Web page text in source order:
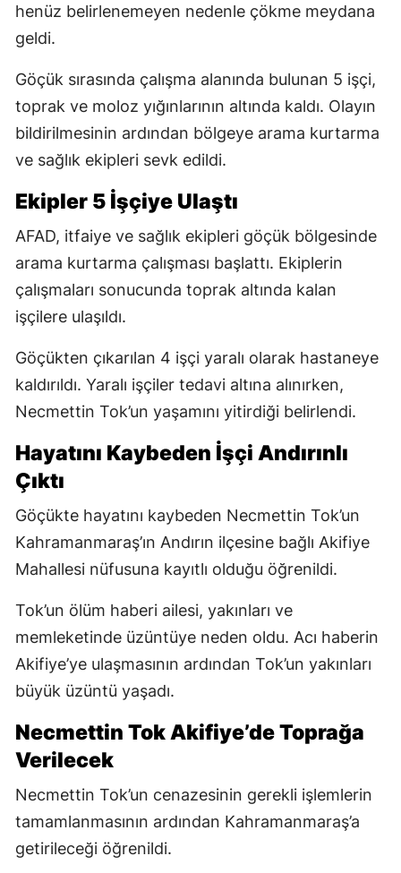
henüz belirlenemeyen nedenle çökme meydana
geldi.
Göçük sırasında çalışma alanında bulunan 5 işçi,
toprak ve moloz yığınlarının altında kaldı. Olayın
bildirilmesinin ardından bölgeye arama kurtarma
ve sağlık ekipleri sevk edildi.
Ekipler 5 İşçiye Ulaştı
AFAD, itfaiye ve sağlık ekipleri göçük bölgesinde
arama kurtarma çalışması başlattı. Ekiplerin
çalışmaları sonucunda toprak altında kalan
işçilere ulaşıldı.
Göçükten çıkarılan 4 işçi yaralı olarak hastaneye
kaldırıldı. Yaralı işçiler tedavi altına alınırken,
Necmettin Tok’un yaşamını yitirdiği belirlendi.
Hayatını Kaybeden İşçi Andırınlı
Çıktı
Göçükte hayatını kaybeden Necmettin Tok’un
Kahramanmaraş’ın Andırın ilçesine bağlı Akifiye
Mahallesi nüfusuna kayıtlı olduğu öğrenildi.
Tok’un ölüm haberi ailesi, yakınları ve
memleketinde üzüntüye neden oldu. Acı haberin
Akifiye’ye ulaşmasının ardından Tok’un yakınları
büyük üzüntü yaşadı.
Necmettin Tok Akifiye’de Toprağa
Verilecek
Necmettin Tok’un cenazesinin gerekli işlemlerin
tamamlanmasının ardından Kahramanmaraş’a
getirileceği öğrenildi.